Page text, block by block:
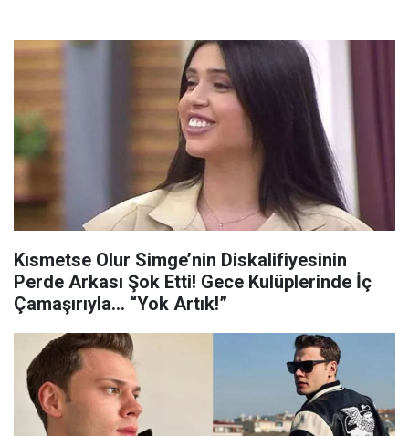
Kısmetse Olur Simge’nin Diskalifiyesinin
Perde Arkası Şok Etti! Gece Kulüplerinde İç
Çamaşırıyla… “Yok Artık!”